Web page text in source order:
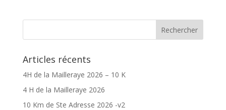
Articles récents
4H de la Mailleraye 2026 – 10 K
4 H de la Mailleraye 2026
10 Km de Ste Adresse 2026 -v2